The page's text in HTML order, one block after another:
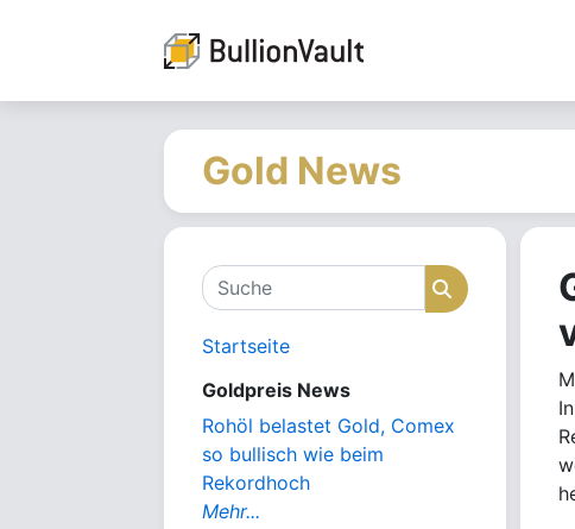
Gold News
Suche Suche
Startseite
Goldpreis News
Rohöl belastet Gold, Comex
so bullisch wie beim
Rekordhoch
Mehr...